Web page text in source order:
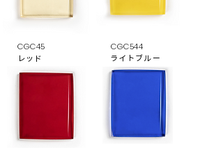
CGC45 CGC544
レッド ライトブルー